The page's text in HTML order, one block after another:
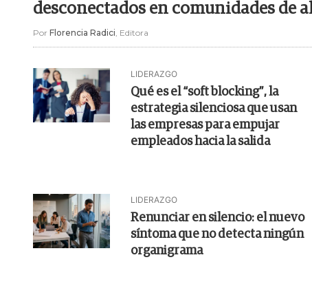
desconectados en comunidades de
Por Florencia Radici, Editora
LIDERAZGO
Qué es el “soft blocking”, la
estrategia silenciosa que usan
las empresas para empujar
empleados hacia la salida
LIDERAZGO
Renunciar en silencio: el nuevo
síntoma que no detecta ningún
organigrama